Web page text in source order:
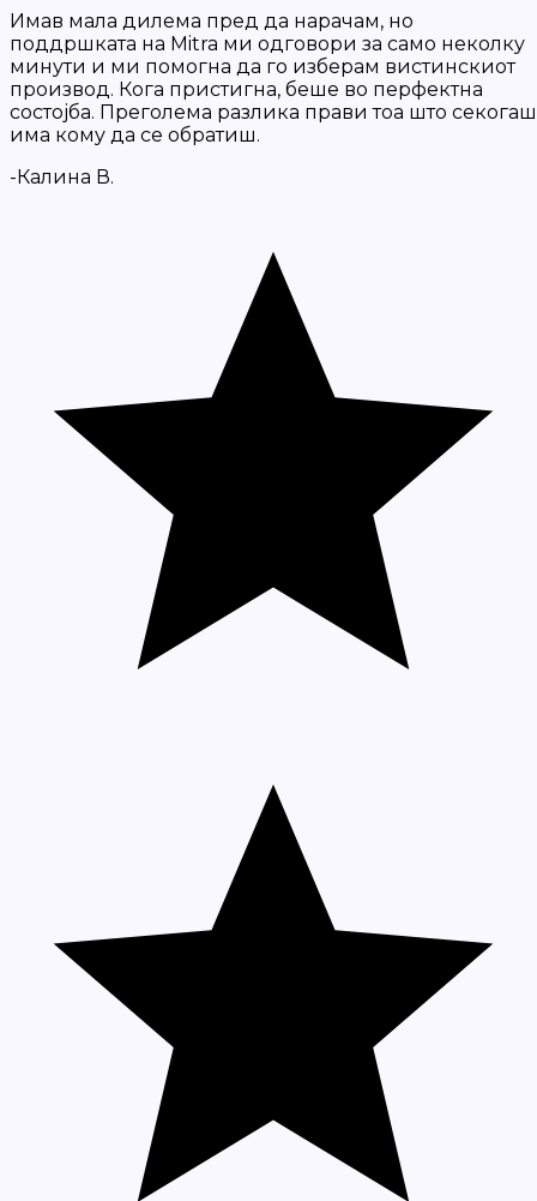
Имав мала дилема пред да нарачам, но
поддршката на Mitra ми одговори за само неколку
минути и ми помогна да го изберам вистинскиот
производ. Кога пристигна, беше во перфектна
состојба. Преголема разлика прави тоа што секогаш
има кому да се обратиш.
-Калина В.